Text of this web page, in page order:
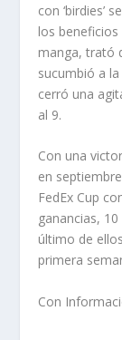
con ‘birdies’
los beneficios
manga, trató
sucumbió a la
cerró una
al 9.
Con una
en
FedEx Cup
ganancias,
último de
primera
Con